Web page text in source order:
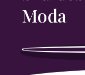
Moda